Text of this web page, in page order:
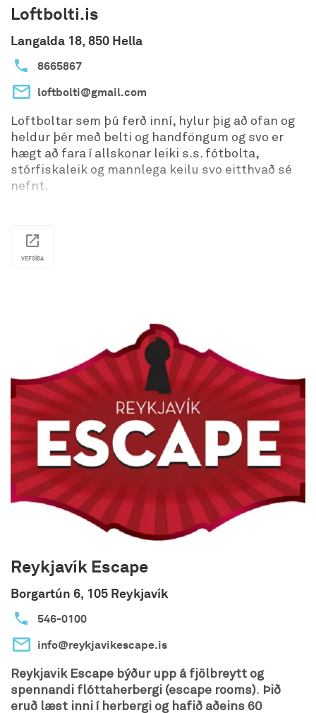
Loftbolti.is
Langalda 18, 850 Hella
8665867
loftbolti@gmail.com
Loftboltar sem þú ferð inní, hylur þig að ofan og
heldur þér með belti og handföngum og svo er
hægt að fara í allskonar leiki s.s. fótbolta,
stórfiskaleik og mannlega keilu svo eitthvað sé
nefnt.
VEFSÍÐA
Reykjavík Escape
Borgartún 6, 105 Reykjavík
546-0100
info@reykjavikescape.is
Reykjavik Escape býður upp á fjölbreytt og
spennandi flóttaherbergi (escape rooms). Þið
eruð læst inni í herbergi og hafið aðeins 60